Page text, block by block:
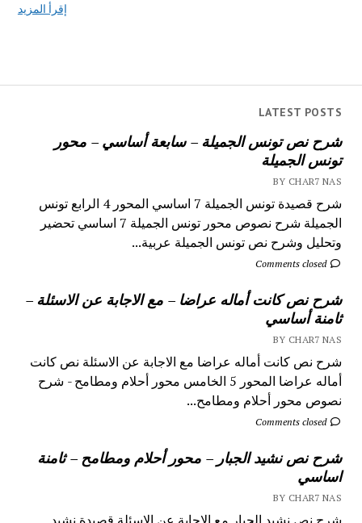
LATEST POSTS
شرح نص تونس الجميلة – سابعة أساسي – محور
تونس الجميلة
BY CHAR7 NAS
شرح قصيدة تونس الجميلة 7 اساسي المحور 4 الرابع تونس
الجميلة شرح نصوص محور تونس الجميلة 7 اساسي تحضير
وتحليل وشرح نص تونس الجميلة عربية...
Comments closed
شرح نص كانت أماله عراضا – مع الاجابة عن الاسئلة –
ثامنة أساسي
BY CHAR7 NAS
شرح نص كانت أماله عراضا مع الاجابة عن الاسئلة نص كانت
أماله عراضا المحور 5 الخامس محور أحلام ومطامح - شرح
نصوص محور أحلام ومطامح...
Comments closed
شرح نص نشيد الجبار – محور أحلام ومطامح – ثامنة
اساسي
BY CHAR7 NAS
إقرأ المزيد